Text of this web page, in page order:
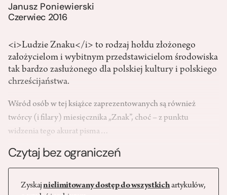
Janusz Poniewierski
Czerwiec 2016
<i>Ludzie Znaku</i> to rodzaj hołdu złożonego
założycielom i wybitnym przedstawicielom środowiska
tak bardzo zasłużonego dla polskiej kultury i polskiego
chrześcijaństwa.
Wśród osób w tej książce zaprezentowanych są również
twórcy (i filary) miesięcznika „Znak”, choć – z punktu
widzenia tego akurat pisma…
Czytaj bez ograniczeń
Zyskajnielimitowany dostęp do wszystkichartykułów,